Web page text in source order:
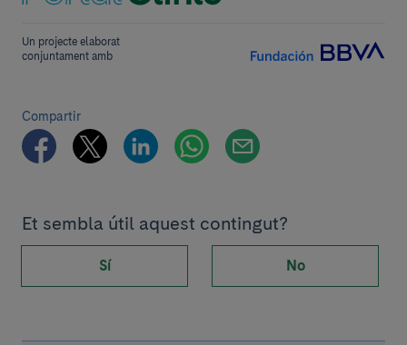
Un projecte elaborat
conjuntament amb
Compartir
Et sembla útil aquest contingut?
Sí No